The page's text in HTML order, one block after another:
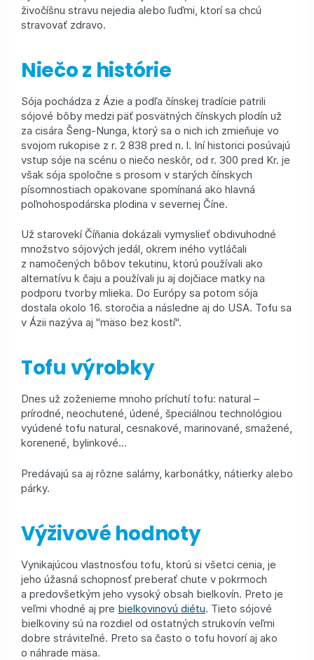
živočíšnu stravu nejedia alebo ľuďmi, ktorí sa chcú
stravovať zdravo.
Niečo z histórie
Sója pochádza z Ázie a podľa čínskej tradície patrili
sójové bôby medzi päť posvätných čínskych plodín už
za cisára Šeng-Nunga, ktorý sa o nich ich zmieňuje vo
svojom rukopise z r. 2 838 pred n. l. Iní historici posúvajú
vstup sóje na scénu o niečo neskôr, od r. 300 pred Kr. je
však sója spoločne s prosom v starých čínskych
písomnostiach opakovane spomínaná ako hlavná
poľnohospodárska plodina v severnej Číne.
Už starovekí Číňania dokázali vymyslieť obdivuhodné
množstvo sójových jedál, okrem iného vytláčali
z namočených bôbov tekutinu, ktorú používali ako
alternatívu k čaju a používali ju aj dojčiace matky na
podporu tvorby mlieka. Do Európy sa potom sója
dostala okolo 16. storočia a následne aj do USA. Tofu sa
v Ázii nazýva aj "mäso bez kostí".
Tofu výrobky
Dnes už zoženieme mnoho príchutí tofu: natural –
prírodné, neochutené, údené, špeciálnou technológiou
vyúdené tofu natural, cesnakové, marinované, smažené,
korenené, bylinkové...
Predávajú sa aj rôzne salámy, karbonátky, nátierky alebo
párky.
Výživové hodnoty
Vynikajúcou vlastnosťou tofu, ktorú si všetci cenia, je
jeho úžasná schopnosť preberať chute v pokrmoch
a predovšetkým jeho vysoký obsah bielkovín. Preto je
veľmi vhodné aj pre bielkovinovú diétu. Tieto sójové
bielkoviny sú na rozdiel od ostatných strukovín veľmi
dobre stráviteľné. Preto sa často o tofu hovorí aj ako
o náhrade mäsa.